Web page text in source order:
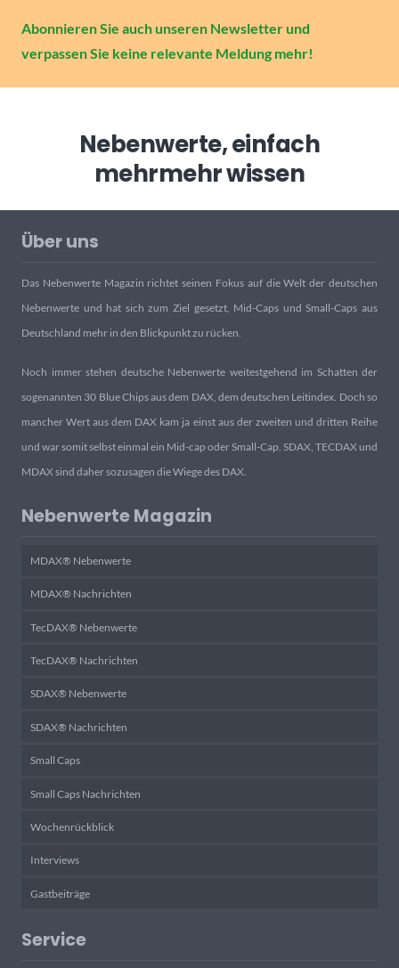
Abonnieren Sie auch unseren Newsletter und
verpassen Sie keine relevante Meldung mehr!
Nebenwerte, einfach
mehrmehr wissen
Über uns
Das Nebenwerte Magazin richtet seinen Fokus auf die Welt der deutschen
Nebenwerte und hat sich zum Ziel gesetzt, Mid-Caps und Small-Caps aus
Deutschland mehr in den Blickpunkt zu rücken.
Noch immer stehen deutsche Nebenwerte weitestgehend im Schatten der
sogenannten 30 Blue Chips aus dem DAX, dem deutschen Leitindex. Doch so
mancher Wert aus dem DAX kam ja einst aus der zweiten und dritten Reihe
und war somit selbst einmal ein Mid-cap oder Small-Cap. SDAX, TECDAX und
MDAX sind daher sozusagen die Wiege des DAX.
Nebenwerte Magazin
MDAX® Nebenwerte
MDAX® Nachrichten
TecDAX® Nebenwerte
TecDAX® Nachrichten
SDAX® Nebenwerte
SDAX® Nachrichten
Small Caps
Small Caps Nachrichten
Wochenrückblick
Interviews
Gastbeiträge
Service